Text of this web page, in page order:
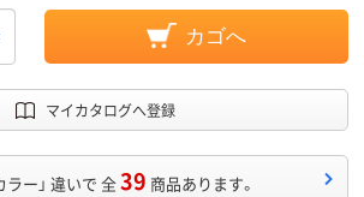
カゴへ
マイカタログへ登録
ラー」 違いで 全39 商品あります。